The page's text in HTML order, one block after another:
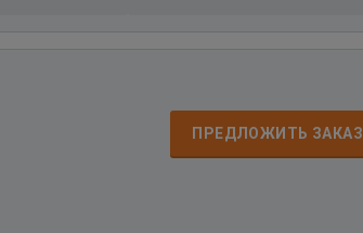
ПРЕДЛОЖИТЬ ЗАКАЗ